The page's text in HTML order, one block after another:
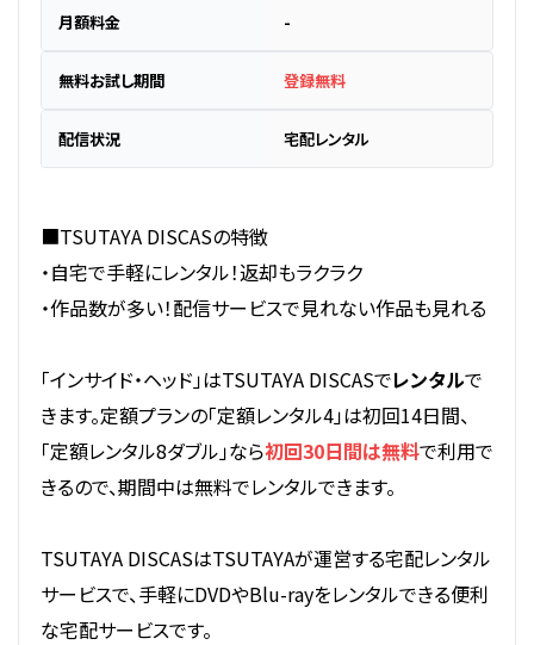
月額料金 -
無料お試し期間 登録無料
配信状況 宅配レンタル
■TSUTAYA DISCASの特徴
・自宅で手軽にレンタル！返却もラクラク
・作品数が多い！配信サービスで見れない作品も見れる
「インサイド・ヘッド」はTSUTAYA DISCASでレンタルで
きます。定額プランの「定額レンタル4」は初回14日間、
「定額レンタル8ダブル」なら初回30日間は無料で利用で
きるので、期間中は無料でレンタルできます。
TSUTAYA DISCASはTSUTAYAが運営する宅配レンタル
サービスで、手軽にDVDやBlu-rayをレンタルできる便利
な宅配サービスです。